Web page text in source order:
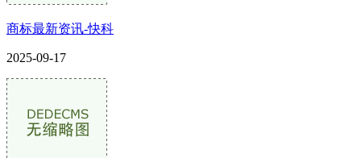
商标最新资讯-快科
2025-09-17